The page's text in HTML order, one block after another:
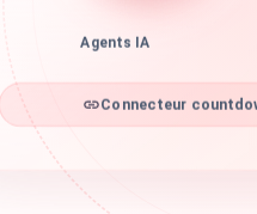
Agents IA
Connecteur